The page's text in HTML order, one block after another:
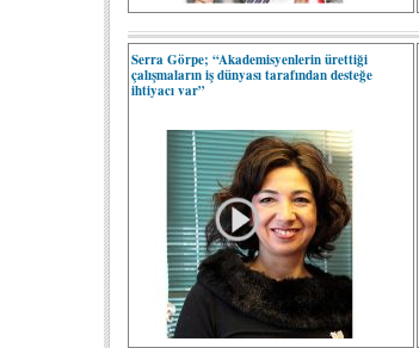
Serra Görpe; “Akademisyenlerin ürettiği
çalışmaların iş dünyası tarafından desteğe
ihtiyacı var”